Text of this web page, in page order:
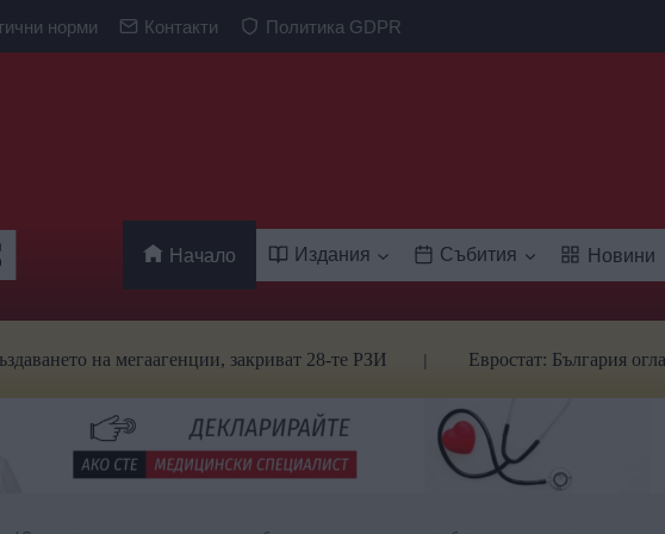
норми Контакти Политика GDPR
Начало Издания Събития Новини
мегаагенции, закриват 28-те РЗИ Евростат: България оглави